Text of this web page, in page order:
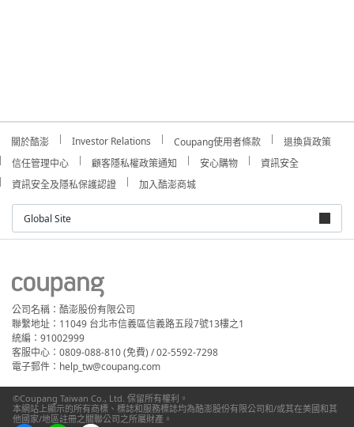
關於酷澎 Investor Relations Coupang使用者條款
退換貨政策
信任管理中心
顧客隱私權政策通知 安心購物
資訊安全
資訊安全及隱私保護認證
加入酷澎商城
Global Site
公司名稱：酷澎股份有限公司
聯繫地址：11049 台北市信義區信義路五段7號13樓之1
統編：91002999
客服中心：0809-088-810 (免費) / 02-5592-7298
電子郵件：help_tw@coupang.com
©Coupang Taiwan Co., Ltd. 保留所有權利。
本網站上顯示的所有商標、標誌和服務標誌均為酷澎股份有限公司和/或其在美國和其
他國家/地區註冊之關聯公司之所屬財產。